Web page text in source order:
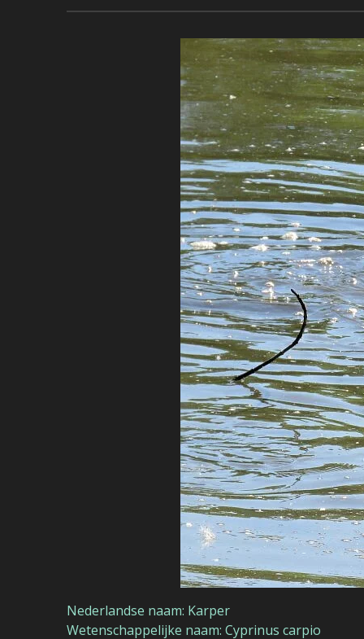
Nederlandse naam: Karper
Wetenschappelijke naam: Cyprinus carpio